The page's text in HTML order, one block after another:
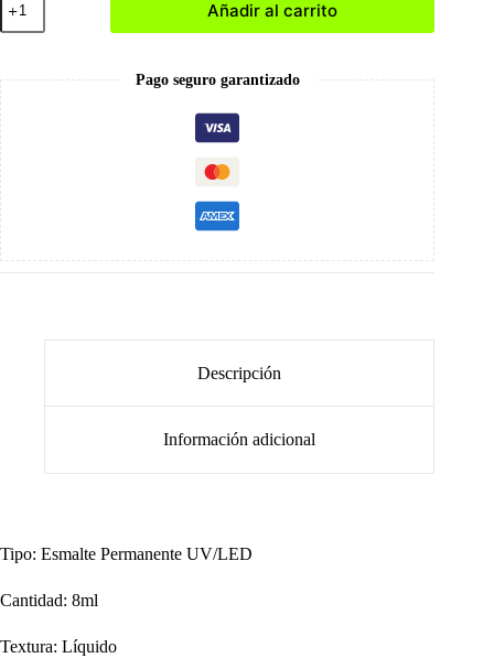
Esmalte
en
cantidad
Añadir al carrito
Pago seguro garantizado
Descripción
Información adicional
Tipo: Esmalte Permanente UV/LED
Cantidad: 8ml
Textura: Líquido